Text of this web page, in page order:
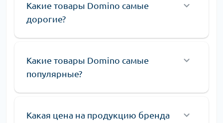
Какие товары Domino самые
дорогие?
Какие товары Domino самые
популярные?
Какая цена на продукцию бренда